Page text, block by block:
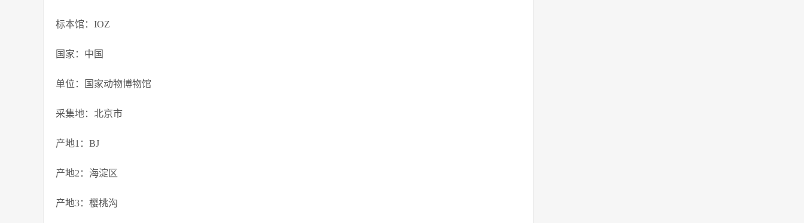
标本馆：IOZ
国家：中国
单位：国家动物博物馆
采集地：北京市
产地1：BJ
产地2：海淀区
产地3：樱桃沟